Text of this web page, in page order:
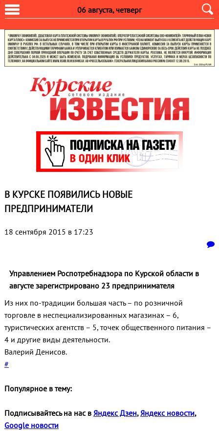
06 августа, четверг
В КУРСКЕ ПОЯВИЛИСЬ НОВЫЕ
ПРЕДПРИНИМАТЕЛИ
18 сентября 2015 в 17:23
Управлением Роспотребнадзора по Курской области в
августе зарегистрировано 23 предпринимателя
Из них по-традиции большая часть – по розничной
торговле в неспециализированных магазинах – 6,
туристических агентств – 5, точек общественного питания –
4 и другие виды деятельности.
Валерий Денисов.
#
Популярное в тему:
Подписывайтесь на нас в Яндекс Дзен,Яндекс новости,
Google новости